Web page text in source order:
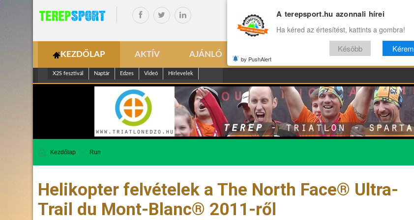
ENG Reviews Archívum
KEZDŐLAP AKTÍV AJÁNLÓ ÉLETMÓD VILÁG
X2S fesztivál Naptár Edzes Videó Hírlevelek
Kezdőlap Run
Helikopter felvételek a The North Face® Ultra-
Trail du Mont-Blanc® 2011-ről
A terepsport.hu azonnali hírei
Ha kéred az értesítést, kattints a gombra!
Késöbb Kérem
by PushAlert